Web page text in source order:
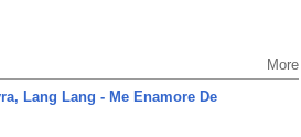
More
Lang Lang - Me Enamore De